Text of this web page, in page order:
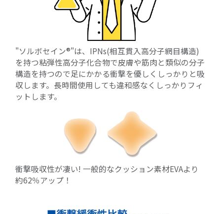
"ソルボセイン®"は、IPNs(相互貫入高分子網目構造)
を持つ粘弾性高分子化合物で皮膚や筋肉と類似の分子
構造を持つので足にかかる衝撃を優しくしっかりと吸
収します。長時間使用しても違和感なくしっかりフィ
ットします。
衝撃吸収性が凄い! 一般的なクッション素材EVAより
約62％アップ！